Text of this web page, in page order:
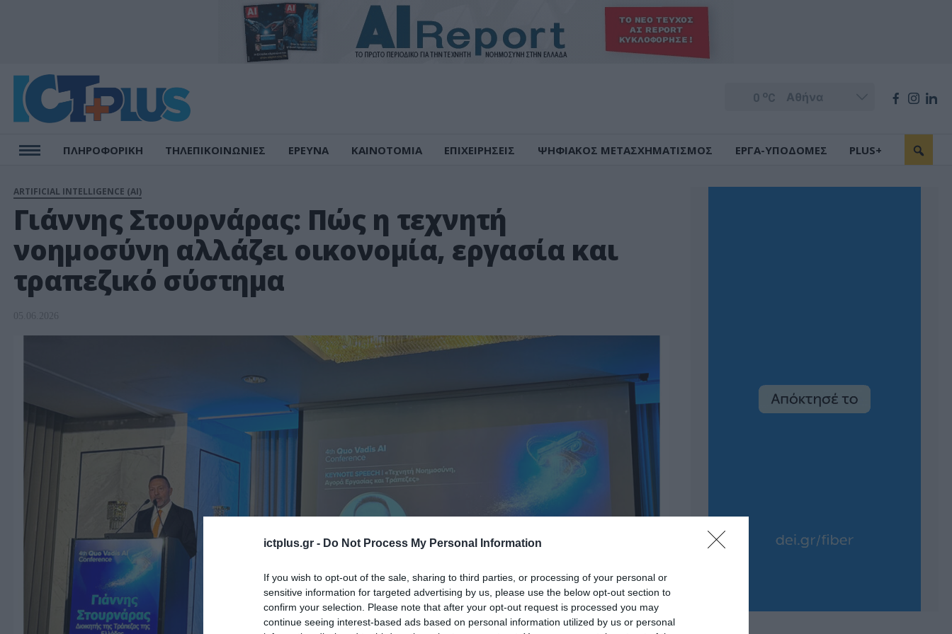
ictplus.gr - Do Not Process My Personal Information
If you wish to opt-out of the sale, sharing to third parties, or processing of your personal or
sensitive information for targeted advertising by us, please use the below opt-out section to
confirm your selection. Please note that after your opt-out request is processed you may
continue seeing interest-based ads based on personal information utilized by us or personal
0 oC
ΠΛΗΡΟΦΟΡΙΚΗ ΤΗΛΕΠΙΚΟΙΝΩΝΙΕΣ ΕΡΕΥΝΑ ΚΑΙΝΟΤΟΜΙΑ ΕΠΙΧΕΙΡΗΣΕΙΣ ΨΗΦΙΑΚΟΣ ΜΕΤΑΣΧΗΜΑΤΙΣΜΟΣ ΕΡΓΑ-ΥΠΟΔΟΜΕΣ PLUS+
ARTIFICIAL INTELLIGENCE (AI)
Γιάννης Στουρνάρας: Πώς η τεχνητή
νοημοσύνη αλλάζει οικονομία, εργασία και
τραπεζικό σύστημα
05.06.2026